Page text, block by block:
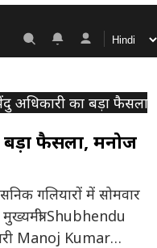
अधिकारी का बड़ा
बड़ा फैसला, मनोज
गलियारों में सोमवार
Shubhendu
Manoj Kumar